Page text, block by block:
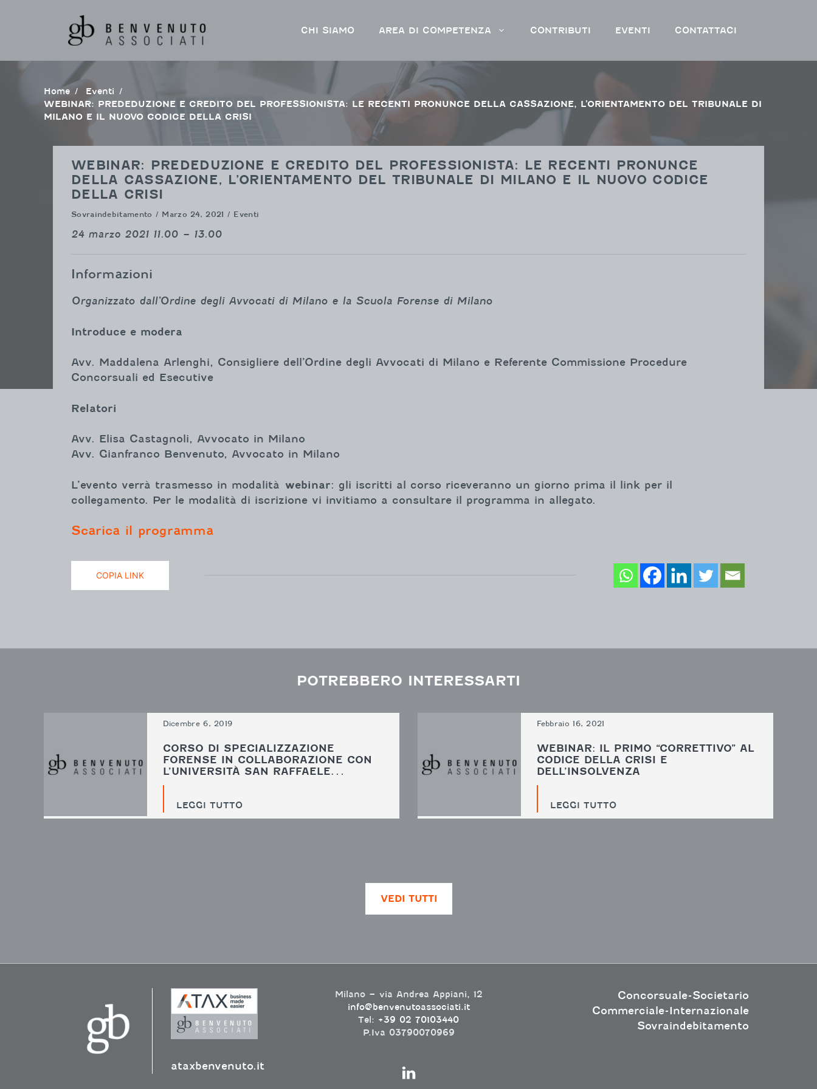
CHI SIAMO AREA DI COMPETENZA CONTRIBUTI EVENTI CONTATTACI
Home
Eventi
WEBINAR: PREDEDUZIONE E CREDITO DEL PROFESSIONISTA: LE RECENTI PRONUNCE DELLA CASSAZIONE, L’ORIENTAMENTO DEL TRIBUNALE DI
MILANO E IL NUOVO CODICE DELLA CRISI
WEBINAR: PREDEDUZIONE E CREDITO DEL PROFESSIONISTA: LE RECENTI PRONUNCE
DELLA CASSAZIONE, L’ORIENTAMENTO DEL TRIBUNALE DI MILANO E IL NUOVO CODICE
DELLA CRISI
Sovraindebitamento / Marzo 24, 2021 / Eventi
24 marzo 2021 11.00 – 13.00
Informazioni
Organizzato dall’Ordine degli Avvocati di Milano e la Scuola Forense di Milano
Introduce e modera
Avv. Maddalena Arlenghi, Consigliere dell’Ordine degli Avvocati di Milano e Referente Commissione Procedure
Concorsuali ed Esecutive
Relatori
Avv. Elisa Castagnoli, Avvocato in Milano
Avv. Gianfranco Benvenuto, Avvocato in Milano
L’evento verrà trasmesso in modalità webinar: gli iscritti al corso riceveranno un giorno prima il link per il
collegamento. Per le modalità di iscrizione vi invitiamo a consultare il programma in allegato.
Scarica il programma
COPIA LINK
POTREBBERO INTERESSARTI
Dicembre 6, 2019
CORSO DI SPECIALIZZAZIONE
FORENSE IN COLLABORAZIONE CON
L’UNIVERSITÀ SAN RAFFAELE…
LEGGI TUTTO
Febbraio 16, 2021
WEBINAR: IL PRIMO “CORRETTIVO” AL
CODICE DELLA CRISI E
DELL’INSOLVENZA
LEGGI TUTTO
VEDI TUTTI
ataxbenvenuto.it
Milano – via Andrea Appiani, 12
info@benvenutoassociati.it
Tel: +39 02 70103440
P.Iva 03790070969
Concorsuale-Societario
Commerciale-Internazionale
Sovraindebitamento